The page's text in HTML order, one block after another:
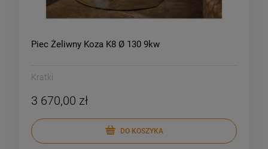
Piec Żeliwny Koza K8 Ø 130 9kw
Kratki
3 670,00 zł
DO KOSZYKA